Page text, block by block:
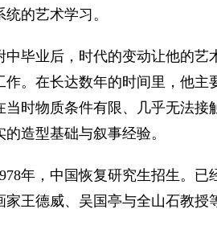
统的艺术学习。
中毕业后，时代的变动让他的
作。在长达数年的时间里，他
当时物质条件有限、几乎无法
的造型基础与叙事经验。
年，中国恢复研究生招生。
家王德威、吴国亭与全山石教授